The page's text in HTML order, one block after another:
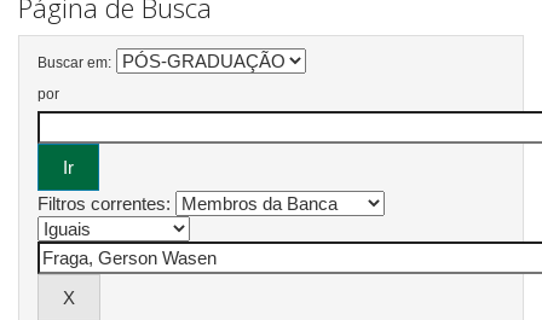
Página de Busca
Buscar em:
por
Filtros correntes: